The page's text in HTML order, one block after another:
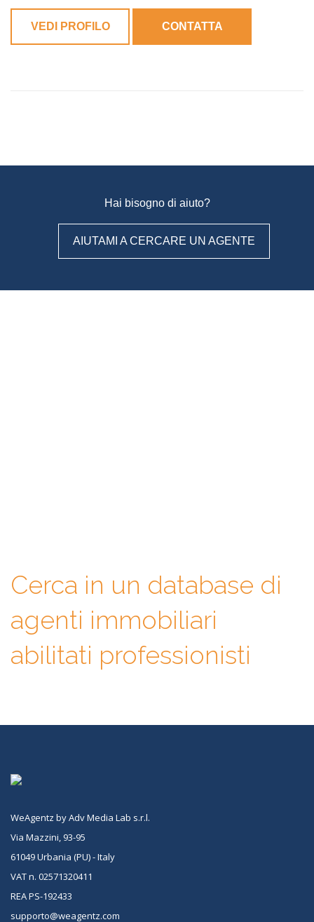
VEDI PROFILO CONTATTA
Hai bisogno di aiuto?
AIUTAMI A CERCARE UN AGENTE
Cerca in un database di
agenti immobiliari
abilitati professionisti
WeAgentz by Adv Media Lab s.r.l.
Via Mazzini, 93-95
61049 Urbania (PU) - Italy
VAT n. 02571320411
REA PS-192433
supporto@weagentz.com